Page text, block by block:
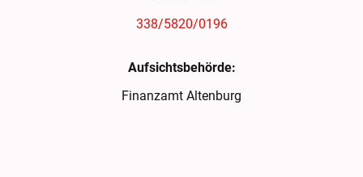
338/5820/0196
Aufsichtsbehörde:
Finanzamt Altenburg